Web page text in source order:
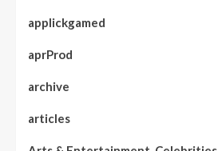
applickgamed
aprProd
archive
articles